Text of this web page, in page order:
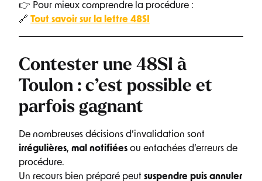
👉 Pour mieux comprendre la procédure :
🔗 Tout savoir sur la lettre 48SI
Contester une 48SI à
Toulon : c’est possible et
parfois gagnant
De nombreuses décisions d’invalidation sont
irrégulières, mal notifiées ou entachées d’erreurs de
procédure.
Un recours bien préparé peut suspendre puis annuler